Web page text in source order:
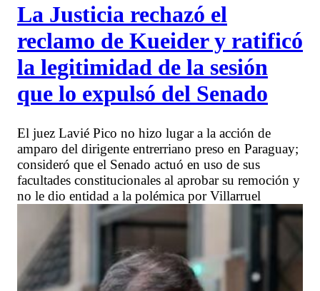
La Justicia rechazó el
reclamo de Kueider y ratificó
la legitimidad de la sesión
que lo expulsó del Senado
El juez Lavié Pico no hizo lugar a la acción de
amparo del dirigente entrerriano preso en Paraguay;
consideró que el Senado actuó en uso de sus
facultades constitucionales al aprobar su remoción y
no le dio entidad a la polémica por Villarruel